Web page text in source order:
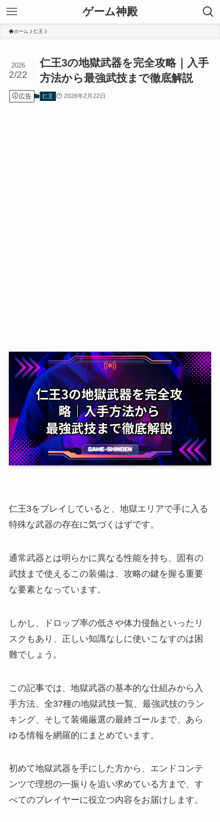
ゲーム神殿
ホーム 仁王
仁王3の地獄武器を完全攻略｜入手
方法から最強武技まで徹底解説
2026
2/22
広告 仁王 2026年2月22日
仁王3をプレイしていると、地獄エリアで手に入る
特殊な武器の存在に気づくはずです。
通常武器とは明らかに異なる性能を持ち、固有の
武技まで使えるこの装備は、攻略の鍵を握る重要
な要素となっています。
しかし、ドロップ率の低さや体力侵蝕といったリ
スクもあり、正しい知識なしに使いこなすのは困
難でしょう。
この記事では、地獄武器の基本的な仕組みから入
手方法、全37種の地獄武技一覧、最強武技のラン
キング、そして装備厳選の最終ゴールまで、あら
ゆる情報を網羅的にまとめています。
初めて地獄武器を手にした方から、エンドコンテ
ンツで理想の一振りを追い求めている方まで、す
べてのプレイヤーに役立つ内容をお届けします。